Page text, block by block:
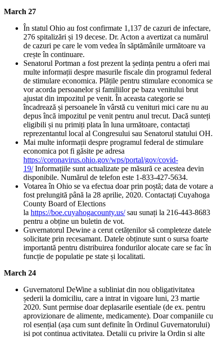
March 27
În statul Ohio au fost confirmate 1,137 de cazuri de infectare,
276 spitalizări și 19 decese. Dr. Acton a avertizat ca numărul
de cazuri pe care le vom vedea în săptămânile următoare va
crește în continuare.
Senatorul Portman a fost prezent la ședința pentru a oferi mai
multe informații despre masurile fiscale din programul federal
de stimulare economica. Plățile pentru stimulare economica se
vor acorda persoanelor și familiilor pe baza venitului brut
ajustat din impozitul pe venit. În aceasta categorie se
încadrează și persoanele în vârstă cu venituri mici care nu au
depus încă impozitul pe venit pentru anul trecut. Dacă sunteți
eligibili și nu primiți plata în luna următoare, contactați
reprezentantul local al Congresului sau Senatorul statului OH.
Mai multe informații despre programul federal de stimulare
economica pot fi găsite pe adresa
https://coronavirus.ohio.gov/wps/portal/gov/covid-
19/Informațiile sunt actualizate pe măsură ce acestea devin
disponibile. Numărul de telefon este 1-833-427-5634.
Votarea în Ohio se va efectua doar prin poștă; data de votare a
fost prelungită până la 28 aprilie, 2020. Contactați Cuyahoga
County Board of Elections
la https://boe.cuyahogacounty.us/sau sunați la 216-443-8683
pentru a obține un buletin de vot.
Guvernatorul Dewine a cerut cetățenilor să completeze datele
solicitate prin recesamant. Datele obținute sunt o sursa foarte
importantă pentru distribuirea fondurilor alocate care se fac în
funcție de populatie pe state și localitati.
March 24
Guvernatorul DeWine a subliniat din nou obligativitatea
șederii la domiciliu, care a intrat in vigoare luni, 23 martie
2020. Sunt permise doar deplasarile esentiale (de ex. pentru
aprovizionare de alimente, medicamente). Doar companiile cu
rol esențial (așa cum sunt definite în Ordinul Guvernatorului)
isi pot continua activitatea. Detalii cu privire la Ordin si alte